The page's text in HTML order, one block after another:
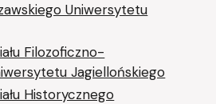
Uniwersytetu
Filozoficzno-
Jagiellońskiego
Historycznego